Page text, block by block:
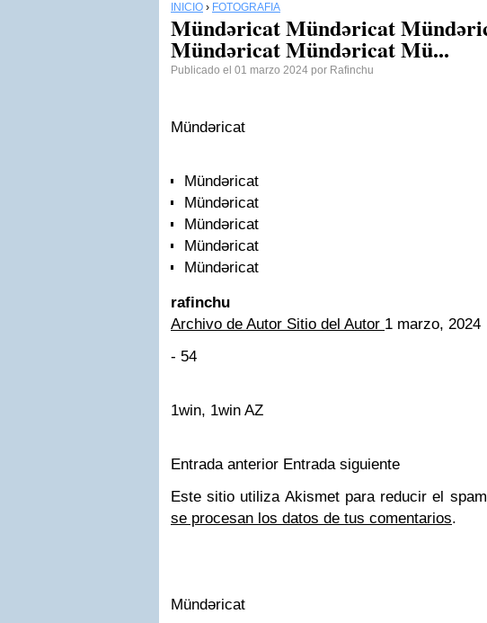
INICIO › FOTOGRAFÍA
Mündəricat Mündəricat
Mündəricat Mündəricat Mü...
Publicado el 01 marzo 2024 por Rafinchu
Mündəricat
Mündəricat
Mündəricat
Mündəricat
Mündəricat
Mündəricat
rafinchu
Archivo de Autor Sitio del Autor 1 marzo, 2024
- 54
1win, 1win AZ
Entrada anterior Entrada siguiente
Este sitio utiliza Akismet para reducir el
se procesan los datos de tus comentarios.
Mündəricat